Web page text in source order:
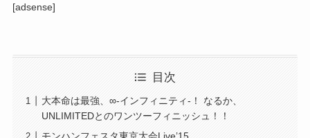
[adsense]
目次
大本命は最強、∞-インフィニティ-！ なるか、
UNLIMITEDとのワンツーフィニッシュ！！